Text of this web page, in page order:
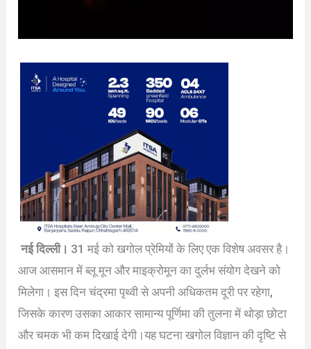
नई दिल्ली। 31 मई को खगोल प्रेमियों के लिए एक विशेष अवसर है।
आज आसमान में ब्लू मून और माइक्रोमून का दुर्लभ संयोग देखने को
मिलेगा। इस दिन चंद्रमा पृथ्वी से अपनी अधिकतम दूरी पर रहेगा,
जिसके कारण उसका आकार सामान्य पूर्णिमा की तुलना में थोड़ा छोटा
और चमक भी कम दिखाई देगी।यह घटना खगोल विज्ञान की दृष्टि से